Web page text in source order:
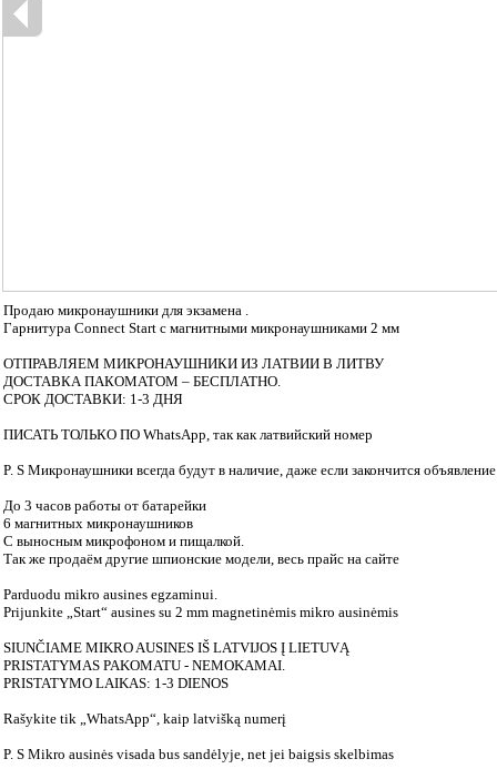
Продаю микронаушники для экзамена .
Гарнитура Connect Start с магнитными микронаушниками 2 мм
ОТПРАВЛЯЕМ МИКРОНАУШНИКИ ИЗ ЛАТВИИ В ЛИТВУ
ДОСТАВКА ПАКОМАТОМ – БЕСПЛАТНО.
СРОК ДОСТАВКИ: 1-3 ДНЯ
ПИСАТЬ ТОЛЬКО ПО WhatsApp, так как латвийский номер
P. S Микронаушники всегда будут в наличие, даже если закончится объявление
До 3 часов работы от батарейки
6 магнитных микронаушников
С выносным микрофоном и пищалкой.
Так же продаём другие шпионские модели, весь прайс на сайте
Parduodu mikro ausines egzaminui.
Prijunkite „Start“ ausines su 2 mm magnetinėmis mikro ausinėmis
SIUNČIAME MIKRO AUSINES IŠ LATVIJOS Į LIETUVĄ
PRISTATYMAS PAKOMATU - NEMOKAMAI.
PRISTATYMO LAIKAS: 1-3 DIENOS
Rašykite tik „WhatsApp“, kaip latvišką numerį
P. S Mikro ausinės visada bus sandėlyje, net jei baigsis skelbimas